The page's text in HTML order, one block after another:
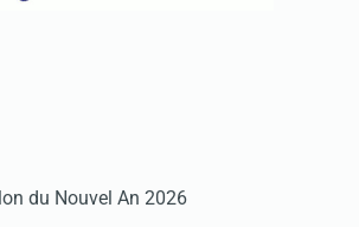
du Nouvel An 2026